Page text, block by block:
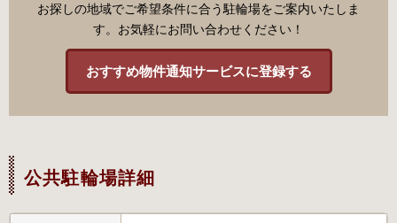
お探しの地域でご希望条件に合う駐輪場をご案内いたしま
す。お気軽にお問い合わせください！
おすすめ物件通知サービスに登録する
公共駐輪場詳細